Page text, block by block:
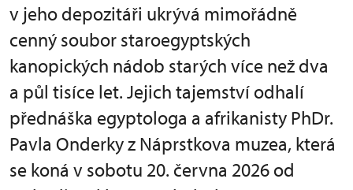
v jeho depozitáři ukrývá mimořádně
cenný soubor staroegyptských
kanopických nádob starých více než dva
a půl tisíce let. Jejich tajemství odhalí
přednáška egyptologa a afrikanisty PhDr.
Pavla Onderky z Náprstkova muzea, která
se koná v sobotu 20. června 2026 od